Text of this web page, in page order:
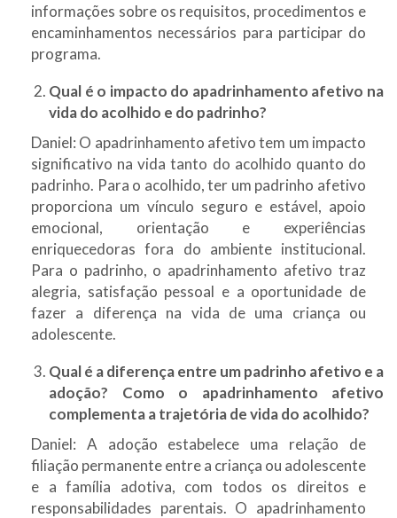
informações sobre os requisitos, procedimentos e
encaminhamentos necessários para participar do
programa.
Qual é o impacto do apadrinhamento afetivo na
vida do acolhido e do padrinho?
Daniel: O apadrinhamento afetivo tem um impacto
significativo na vida tanto do acolhido quanto do
padrinho. Para o acolhido, ter um padrinho afetivo
proporciona um vínculo seguro e estável, apoio
emocional, orientação e experiências
enriquecedoras fora do ambiente institucional.
Para o padrinho, o apadrinhamento afetivo traz
alegria, satisfação pessoal e a oportunidade de
fazer a diferença na vida de uma criança ou
adolescente.
Qual é a diferença entre um padrinho afetivo e a
adoção? Como o apadrinhamento afetivo
complementa a trajetória de vida do acolhido?
Daniel: A adoção estabelece uma relação de
filiação permanente entre a criança ou adolescente
e a família adotiva, com todos os direitos e
responsabilidades parentais. O apadrinhamento